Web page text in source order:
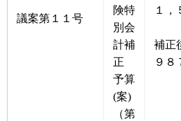
議案第１１号
険特
別会
計補
正
予算
(案)
（第
１，
補
９８